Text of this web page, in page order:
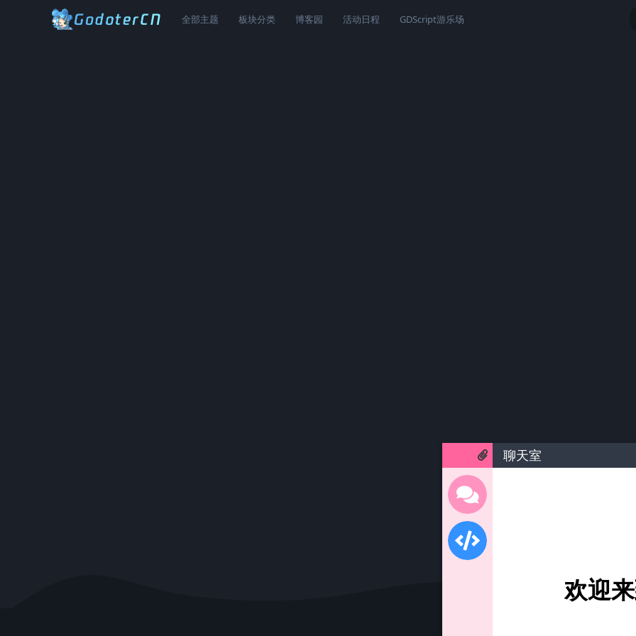
全部主题 板块分类 博客园 活动日程 GDScript游乐场
聊天室
欢迎